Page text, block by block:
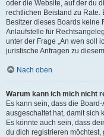
oder die Website, auf der du
rechtlichen Beistand zu Rate.
Besitzer dieses Boards keine
Anlaufstelle für
unter der Frage „An wen soll
juristische Anfragen zu
Nach oben
Warum kann ich mich nicht
Es kann sein, dass die
ausgeschaltet hat, damit sich
Es könnte auch sein, dass
du dich registrieren